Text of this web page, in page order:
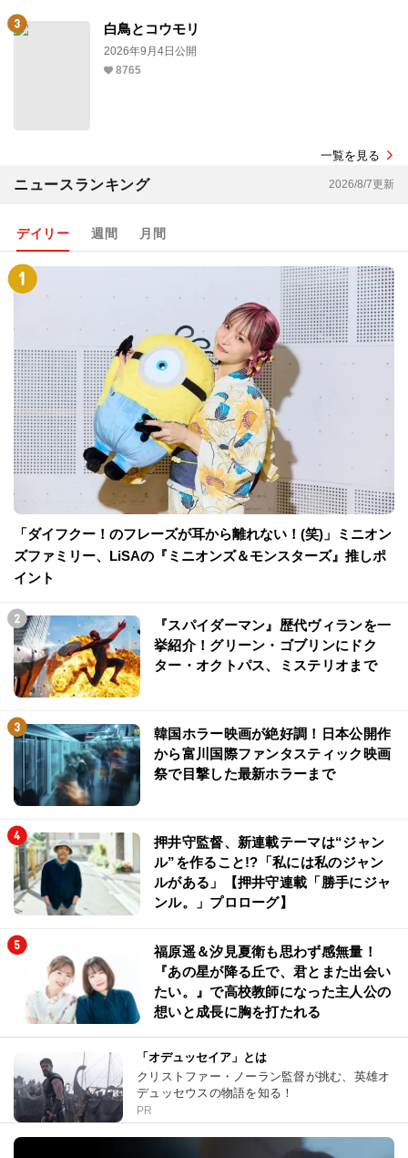
白鳥とコウモリ
2026年9月4日公開
8765
一覧を見る
ニュースランキング 2026/8/7更新
デイリー 週間 月間
「ダイフクー！のフレーズが耳から離れない！(笑)」ミニオン
ズファミリー、LiSAの『ミニオンズ＆モンスターズ』推しポ
イント
『スパイダーマン』歴代ヴィランを一
挙紹介！グリーン・ゴブリンにドク
ター・オクトパス、ミステリオまで
韓国ホラー映画が絶好調！日本公開作
から富川国際ファンタスティック映画
祭で目撃した最新ホラーまで
押井守監督、新連載テーマは“ジャン
ル”を作ること!?「私には私のジャン
ルがある」【押井守連載「勝手にジャ
ンル。」プロローグ】
福原遥＆汐見夏衛も思わず感無量！
『あの星が降る丘で、君とまた出会い
たい。』で高校教師になった主人公の
想いと成長に胸を打たれる
「オデュッセイア」とは
クリストファー・ノーラン監督が挑む、英雄オ
デュッセウスの物語を知る！
PR